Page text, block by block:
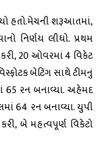
હતો.મેચની શરૂઆતમાં,
નિર્ણય લીધો. પ્રથમ
20 ઓવરમાં 4 વિકેટ
બેટિંગ સાથે ટીમનું
65 રન બનાવ્યા. અહેમદ
64 રન બનાવ્યા. યુપી
બે મહત્વપૂર્ણ વિકેટો